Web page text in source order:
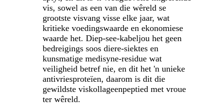
vis, sowel as een van die wêreld se
grootste visvang visse elke jaar, wat
kritieke voedingswaarde en ekonomiese
waarde het. Diep-see-kabeljou het geen
bedreigings soos diere-siektes en
kunsmatige medisyne-residue wat
veiligheid betref nie, en dit het 'n unieke
antivriesproteïen, daarom is dit die
gewildste viskollageenpeptied met vroue
ter wêreld.